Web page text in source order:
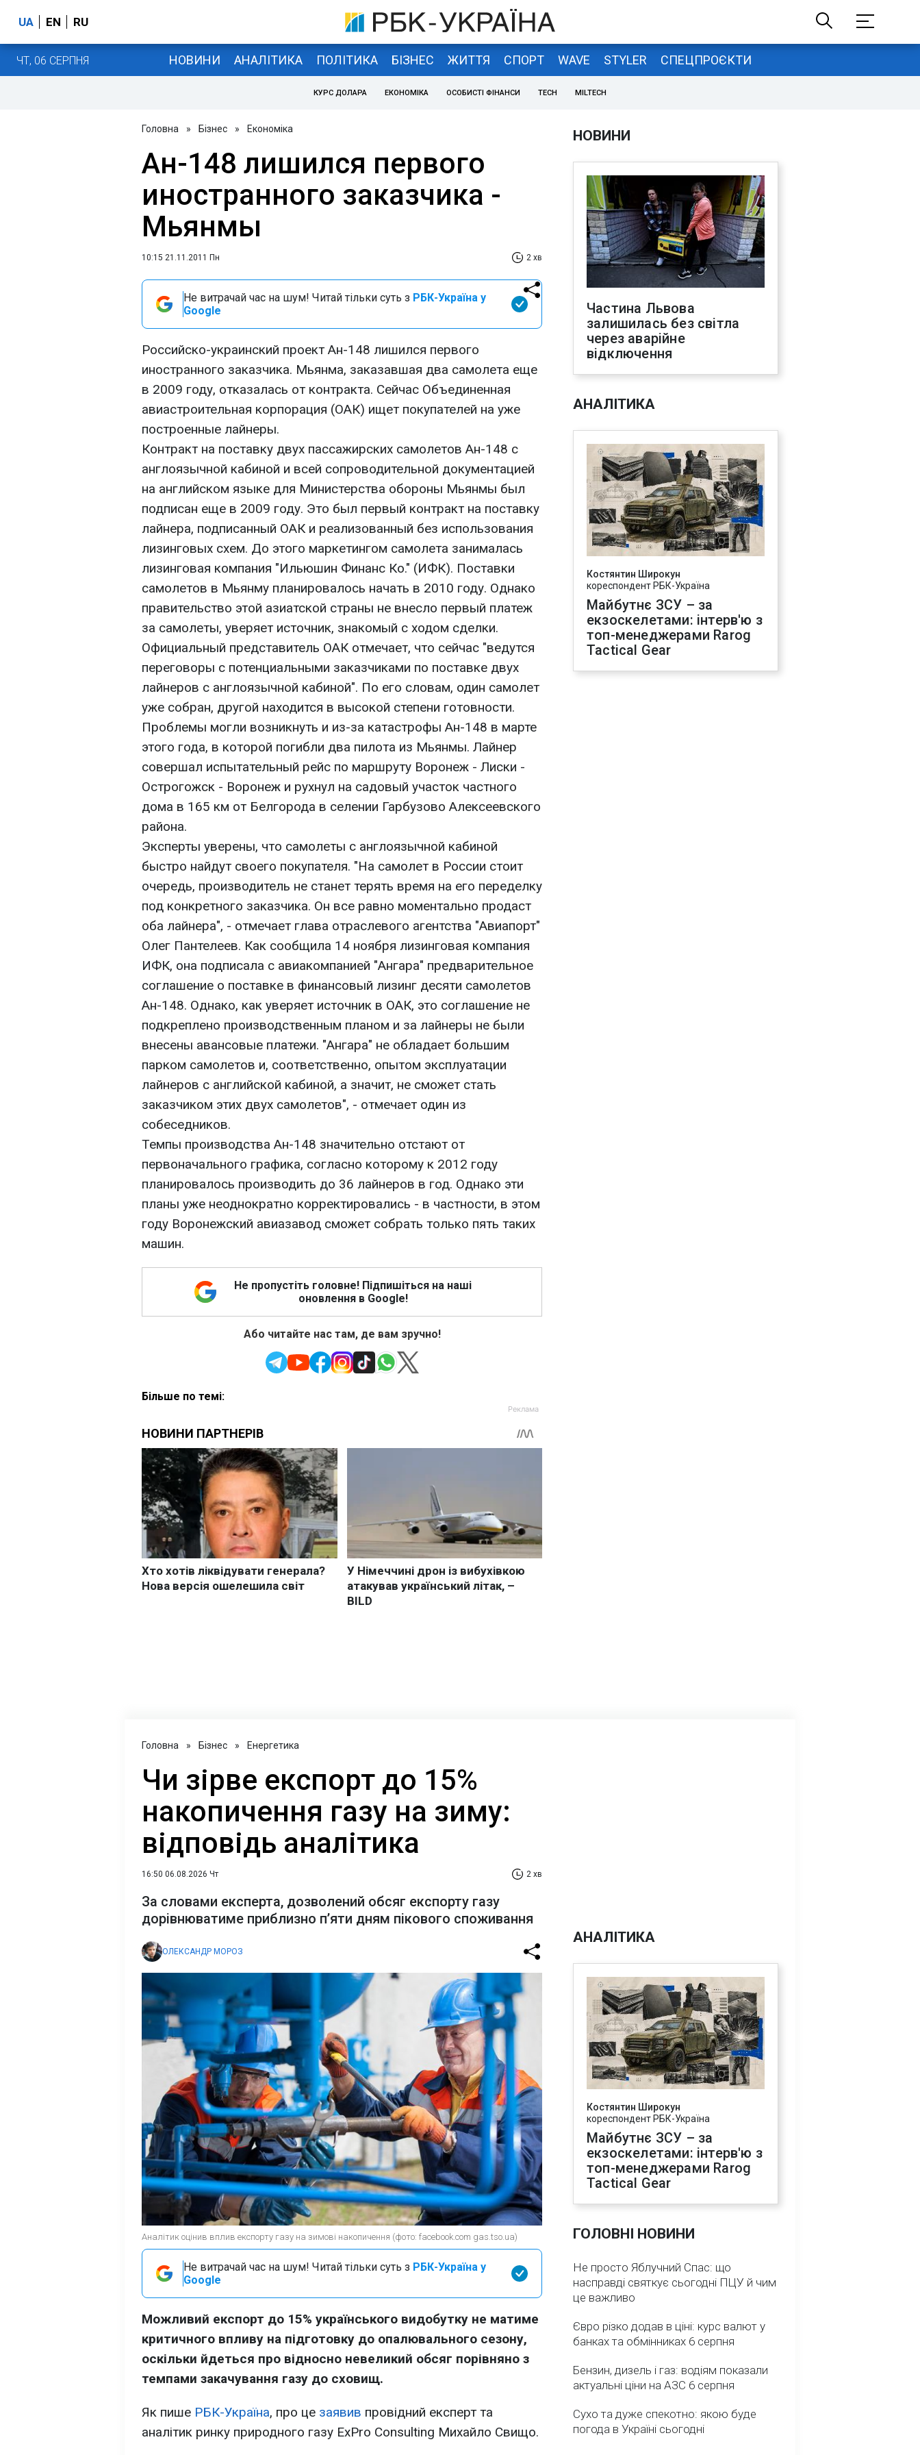
UA EN RU
ЧТ, 06 СЕРПНЯ НОВИНИ АНАЛІТИКА ПОЛІТИКА БІЗНЕС ЖИТТЯ СПОРТ WAVE STYLER СПЕЦПРОЄКТИ
КУРС ДОЛАРА ЕКОНОМІКА ОСОБИСТІ ФІНАНСИ TECH MILTECH
Головна » Бізнес » Економіка
Ан-148 лишился первого
иностранного заказчика -
Мьянмы
10:15 21.11.2011 Пн 2 хв
Не витрачай час на шум! Читай тільки суть з РБК-Україна у
Google
Российско-украинский проект Ан-148 лишился первого
иностранного заказчика. Мьянма, заказавшая два самолета еще
в 2009 году, отказалась от контракта. Сейчас Объединенная
авиастроительная корпорация (ОАК) ищет покупателей на уже
построенные лайнеры.
Контракт на поставку двух пассажирских самолетов Ан-148 с
англоязычной кабиной и всей сопроводительной документацией
на английском языке для Министерства обороны Мьянмы был
подписан еще в 2009 году. Это был первый контракт на поставку
лайнера, подписанный ОАК и реализованный без использования
лизинговых схем. До этого маркетингом самолета занималась
лизинговая компания "Ильюшин Финанс Ко." (ИФК). Поставки
самолетов в Мьянму планировалось начать в 2010 году. Однако
правительство этой азиатской страны не внесло первый платеж
за самолеты, уверяет источник, знакомый с ходом сделки.
Официальный представитель ОАК отмечает, что сейчас "ведутся
переговоры с потенциальными заказчиками по поставке двух
лайнеров с англоязычной кабиной". По его словам, один самолет
уже собран, другой находится в высокой степени готовности.
Проблемы могли возникнуть и из-за катастрофы Ан-148 в марте
этого года, в которой погибли два пилота из Мьянмы. Лайнер
совершал испытательный рейс по маршруту Воронеж - Лиски -
Острогожск - Воронеж и рухнул на садовый участок частного
дома в 165 км от Белгорода в селении Гарбузово Алексеевского
района.
Эксперты уверены, что самолеты с англоязычной кабиной
быстро найдут своего покупателя. "На самолет в России стоит
очередь, производитель не станет терять время на его переделку
под конкретного заказчика. Он все равно моментально продаст
оба лайнера", - отмечает глава отраслевого агентства "Авиапорт"
Олег Пантелеев. Как сообщила 14 ноября лизинговая компания
ИФК, она подписала с авиакомпанией "Ангара" предварительное
соглашение о поставке в финансовый лизинг десяти самолетов
Ан-148. Однако, как уверяет источник в ОАК, это соглашение не
подкреплено производственным планом и за лайнеры не были
внесены авансовые платежи. "Ангара" не обладает большим
парком самолетов и, соответственно, опытом эксплуатации
лайнеров с английской кабиной, а значит, не сможет стать
заказчиком этих двух самолетов", - отмечает один из
собеседников.
Темпы производства Ан-148 значительно отстают от
первоначального графика, согласно которому к 2012 году
планировалось производить до 36 лайнеров в год. Однако эти
планы уже неоднократно корректировались - в частности, в этом
году Воронежский авиазавод сможет собрать только пять таких
машин.
Не пропустіть головне! Підпишіться на наші
оновлення в Google!
Або читайте нас там, де вам зручно!
Більше по темі:
НОВИНИ
Частина Львова
залишилась без світла
через аварійне
відключення
АНАЛІТИКА
Костянтин Широкун
кореспондент РБК-Україна
Майбутнє ЗСУ – за
екзоскелетами: інтерв'ю з
топ-менеджерами Rarog
Tactical Gear
Головна » Бізнес » Енергетика
Чи зірве експорт до 15%
накопичення газу на зиму:
відповідь аналітика
16:50 06.08.2026 Чт 2 хв
За словами експерта, дозволений обсяг експорту газу
дорівнюватиме приблизно п’яти дням пікового споживання
ОЛЕКСАНДР МОРОЗ
Аналітик оцінив вплив експорту газу на зимові накопичення (фото: facebook.com gas.tso.ua)
Не витрачай час на шум! Читай тільки суть з РБК-Україна у
Google
Можливий експорт до 15% українського видобутку не матиме
критичного впливу на підготовку до опалювального сезону,
оскільки йдеться про відносно невеликий обсяг порівняно з
темпами закачування газу до сховищ.
Як пише РБК-Україна, про це заявив провідний експерт та
аналітик ринку природного газу ExPro Consulting Михайло Свищо.
АНАЛІТИКА
Костянтин Широкун
кореспондент РБК-Україна
Майбутнє ЗСУ – за
екзоскелетами: інтерв'ю з
топ-менеджерами Rarog
Tactical Gear
ГОЛОВНІ НОВИНИ
Не просто Яблучний Спас: що
насправді святкує сьогодні ПЦУ й чим
це важливо
Євро різко додав в ціні: курс валют у
банках та обмінниках 6 серпня
Бензин, дизель і газ: водіям показали
актуальні ціни на АЗС 6 серпня
Сухо та дуже спекотно: якою буде
погода в Україні сьогодні